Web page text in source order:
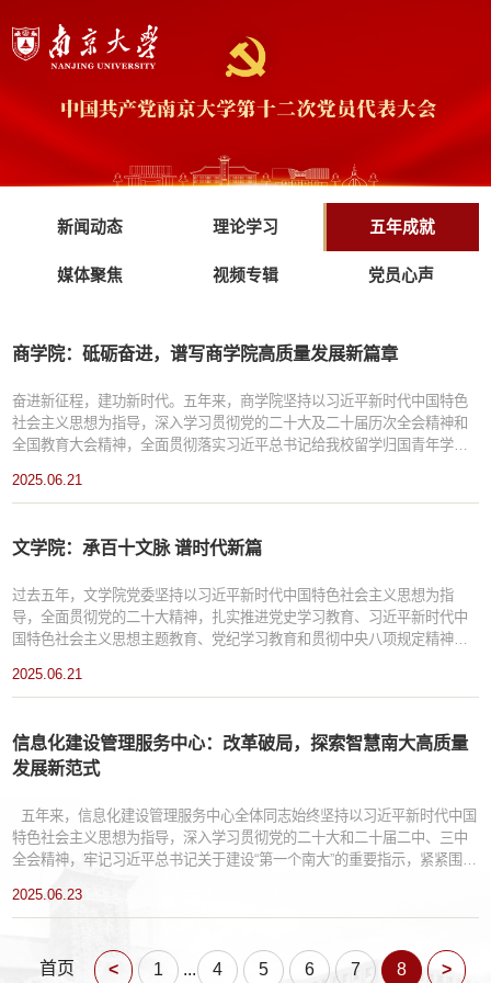
新闻动态 理论学习 五年成就
媒体聚焦 视频专辑 党员心声
商学院：砥砺奋进，谱写商学院高质量发展新篇章
奋进新征程，建功新时代。五年来，商学院坚持以习近平新时代中国特色
社会主义思想为指导，深入学习贯彻党的二十大及二十届历次全会精神和
全国教育大会精神，全面贯彻落实习近平总书记给我校留学归国青年学者
建设中国自主的经济管理学科知识体系为目标，砥砺奋进，久久为功，推
2025.06.21
文学院：承百十文脉 谱时代新篇
过去五年，文学院党委坚持以习近平新时代中国特色社会主义思想为指
导，全面贯彻党的二十大精神，扎实推进党史学习教育、习近平新时代中
国特色社会主义思想主题教育、党纪学习教育和贯彻中央八项规定精神学
给我校留学归国青年学者重要回信精神的殷切嘱托，坚决拥护“两个确立”，
2025.06.21
信息化建设管理服务中心：改革破局，探索智慧南大高质量
发展新范式
五年来，信息化建设管理服务中心全体同志始终坚持以习近平新时代中国
特色社会主义思想为指导，深入学习贯彻党的二十大和二十届二中、三中
全会精神，牢记习近平总书记关于建设“第一个南大”的重要指示，紧紧围绕
于构建高质量教育信息化支撑体系，积极探索具有南大特色的“智慧南大”建
探索南大特色模式：...
2025.06.23
首页 < 1 ... 4 5 6 7 8 >